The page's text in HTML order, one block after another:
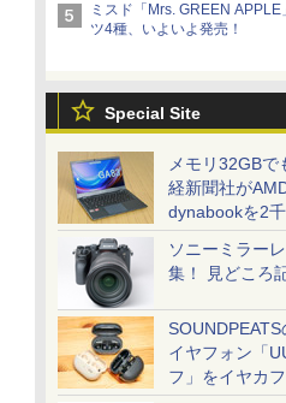
ミスド「Mrs. GREEN
ツ4種、いよいよ発売！
Special Site
メモリ32GB
経新聞社が
dynabookを2
ソニーミラー
集！ 見どころ
イヤフォン「
フ」をイヤカ